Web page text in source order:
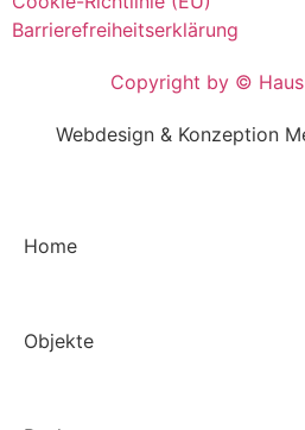
Barrierefreiheitserklärung
Copyright by ©
Webdesign & Konzeption
Home
Objekte